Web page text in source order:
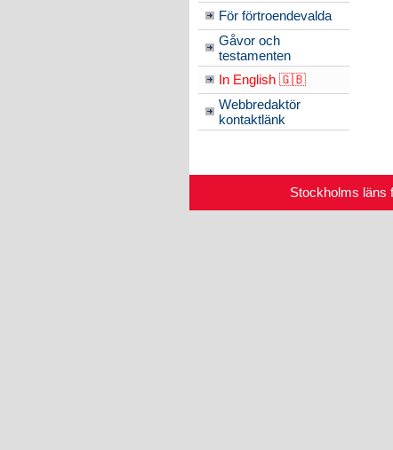
För förtroendevalda
Gåvor och
testamenten
In English 🇬🇧
Webbredaktör
kontaktlänk
Stockholms läns